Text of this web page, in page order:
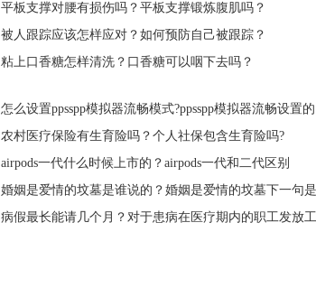
平板支撑对腰有损伤吗？平板支撑锻炼腹肌吗？
被人跟踪应该怎样应对？如何预防自己被跟踪？
粘上口香糖怎样清洗？口香糖可以咽下去吗？
怎么设置ppsspp模拟器流畅模式?ppsspp模拟器流畅设置的
教程
农村医疗保险有生育险吗？个人社保包含生育险吗?
airpods一代什么时候上市的？airpods一代和二代区别
婚姻是爱情的坟墓是谁说的？婚姻是爱情的坟墓下一句是
什么幽默词？
病假最长能请几个月？对于患病在医疗期内的职工发放工